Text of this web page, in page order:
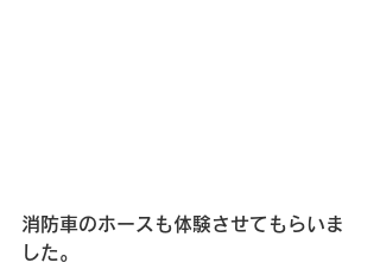
消防車のホースも体験させてもらいま
した。